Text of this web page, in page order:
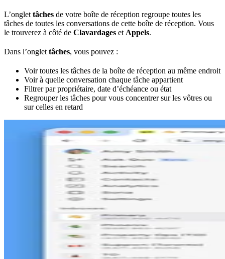
L’onglet tâches de votre boîte de réception regroupe toutes les
tâches de toutes les conversations de cette boîte de réception. Vous
le trouverez à côté de Clavardages et Appels.
Dans l’onglet tâches, vous pouvez :
Voir toutes les tâches de la boîte de réception au même endroit
Voir à quelle conversation chaque tâche appartient
Filtrer par propriétaire, date d’échéance ou état
Regrouper les tâches pour vous concentrer sur les vôtres ou
sur celles en retard